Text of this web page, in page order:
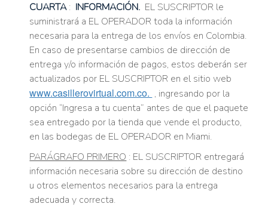
CUARTA: INFORMACIÓN. EL SUSCRIPTOR le
suministrará a EL OPERADOR toda la información
necesaria para la entrega de los envíos en Colombia.
En caso de presentarse cambios de dirección de
entrega y/o información de pagos, estos deberán ser
actualizados por EL SUSCRIPTOR en el sitio web
www.casillerovirtual.com.co. , ingresando por la
opción “Ingresa a tu cuenta” antes de que el paquete
sea entregado por la tienda que vende el producto,
en las bodegas de EL OPERADOR en Miami.
PARÁGRAFO PRIMERO : EL SUSCRIPTOR entregará
información necesaria sobre su dirección de destino
u otros elementos necesarios para la entrega
adecuada y correcta.